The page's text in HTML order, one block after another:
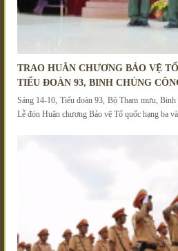
TRAO HUÂN CHƯƠNG BẢO VỆ
TIỂU ĐOÀN 93, BINH CHỦNG
Sáng 14-10, Tiểu đoàn 93, Bộ Tham mưu,
Lễ đón Huân chương Bảo vệ Tổ quốc hạng ba